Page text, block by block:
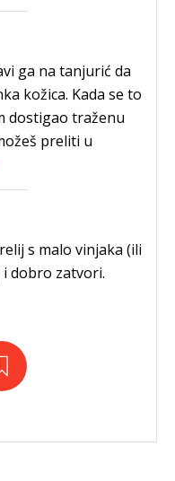
ga na tanjurić da
kožica. Kada se to
dostigao traženu
preliti u
s malo vinjaka (ili
dobro zatvori.